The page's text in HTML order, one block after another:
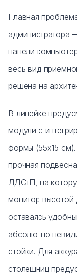
Главная
администратора
панели
весь вид
решена на
В линейке
модули с
формы (55х15
прочная
ЛДСтП, на
монитор высотой
оставаясь
абсолютно
стойки. Для
столешниц